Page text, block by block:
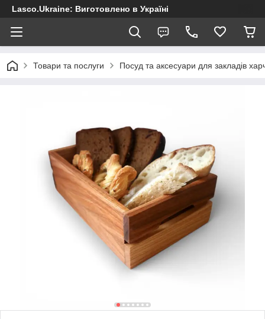
Lasco.Ukraine: Виготовлено в Україні
Товари та послуги Посуд та аксесуари для закладів